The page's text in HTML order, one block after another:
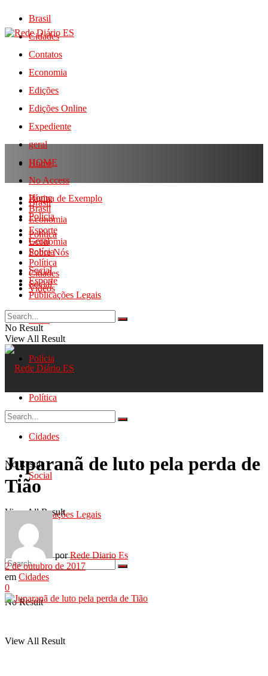
Brasil
Cidades
Contatos
Economia
Edições
Edições Online
Expediente
geral
HOME
No Access
Página de Exemplo
Polícia
Política
Sobre Nós
Social
Videos
Home
Brasil
Economia
Esporte
Geral
Polícia
Política
Cidades
Social
Publicações Legais
No Result
View All Result
Home
Brasil
Economia
Esporte
Geral
Polícia
Política
Cidades
Social
Publicações Legais
No Result
View All Result
No Result
View All Result
Juparanã de luto pela perda de
Tião
por Rede Diario Es
2 de outubro de 2017
em Cidades
0